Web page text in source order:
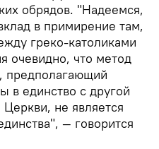
обрядов. "Надеемся,
в примирение там,
греко-католиками
очевидно, что метод
предполагающий
в единство с другой
не является
— говорится